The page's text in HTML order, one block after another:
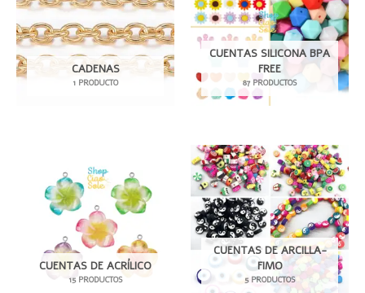
CADENAS
1 PRODUCTO
CUENTAS SILICONA BPA
FREE
87 PRODUCTOS
CUENTAS DE ACRÍLICO
15 PRODUCTOS
CUENTAS DE ARCILLA-
FIMO
5 PRODUCTOS